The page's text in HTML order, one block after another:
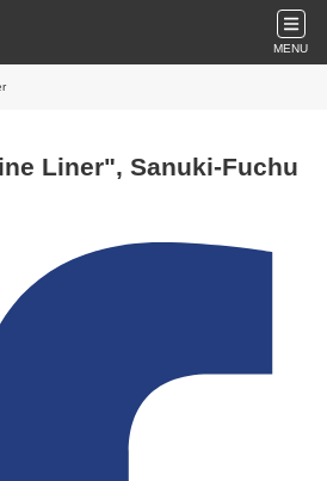
MENU
Liner", Sanuki-Fuchu